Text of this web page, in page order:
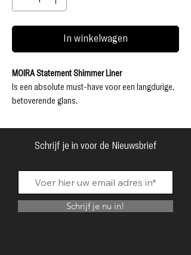
In winkelwagen
MOIRA Statement Shimmer Liner
Is een absolute must-have voor een langdurige,
betoverende glans.
dezewaterproof,hooggepigmenteerde eyeliner
moeiteloos van eyeliner naar oogschaduw, zodat
Bereid je voor om stralender te stralen dan ooit!
Dierproefvrij
Parabenenvrij
Sulfaatvrij
Schrijf je in voor de Nieuwsbrief
Schrijf je nu in!